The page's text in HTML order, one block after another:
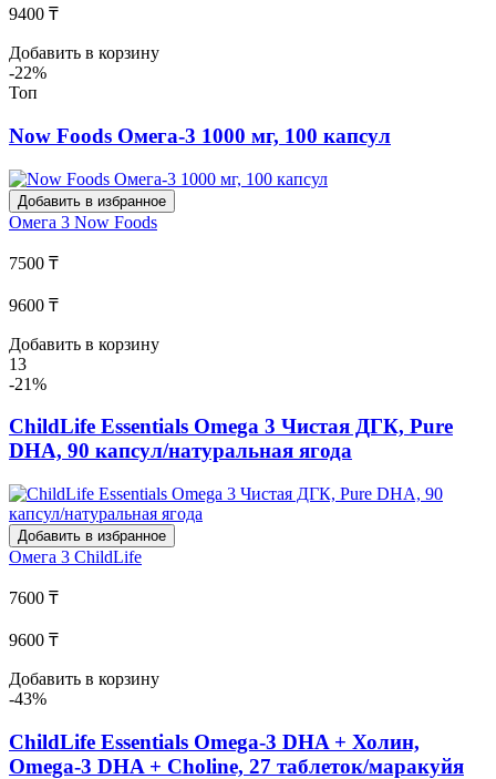
9400 ₸
Добавить в корзину
-22%
Топ
Now Foods Омега-3 1000 мг, 100 капсул
Добавить в избранное
Омега 3 Now Foods
7500 ₸
9600 ₸
Добавить в корзину
13
-21%
ChildLife Essentials Omega 3 Чистая ДГК, Pure
DHA, 90 капсул/натуральная ягода
Добавить в избранное
Омега 3 ChildLife
7600 ₸
9600 ₸
Добавить в корзину
-43%
ChildLife Essentials Omega-3 DHA + Холин,
Omega-3 DHA + Choline, 27 таблеток/маракуйя